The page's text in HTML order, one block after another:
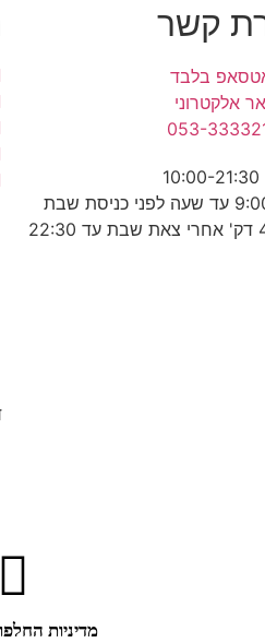
קשר
בלבד
אלקטרוני
053-
מדיניות